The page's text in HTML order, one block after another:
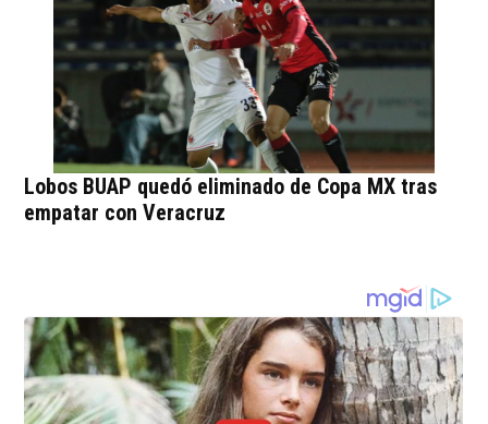
Lobos BUAP quedó eliminado de Copa MX tras
empatar con Veracruz